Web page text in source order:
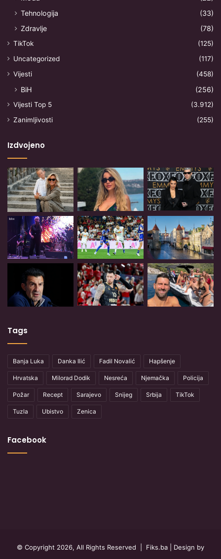
Tehnologija
(33)
Zdravlje
(78)
TikTok
(125)
Uncategorized
(117)
Vijesti
(458)
BiH (256)
Vijesti Top 5
(3.912)
Zanimljivosti
(255)
Izdvojeno
Tags
Banja Luka Danka Ilić Fadil Novalić Hapšenje
Hrvatska Milorad Dodik Nesreća Njemačka Policija
Požar Recept Sarajevo Snijeg Srbija TikTok
Tuzla Ubistvo Zenica
Facebook
© Copyright 2026, All Rights Reserved | Fiks.ba | Design by